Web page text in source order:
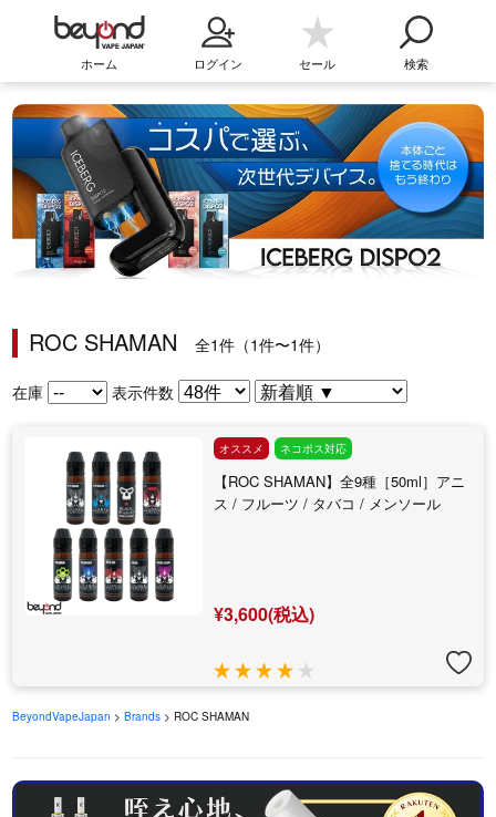
ホーム ログイン セール 検索
ROC SHAMAN 全1件（1件〜1件）
在庫 表示件数
オススメ ネコポス対応
【ROC SHAMAN】全9種［50ml］アニ
ス / フルーツ / タバコ / メンソール
¥3,600(税込)
BeyondVapeJapan >Brands > ROC SHAMAN